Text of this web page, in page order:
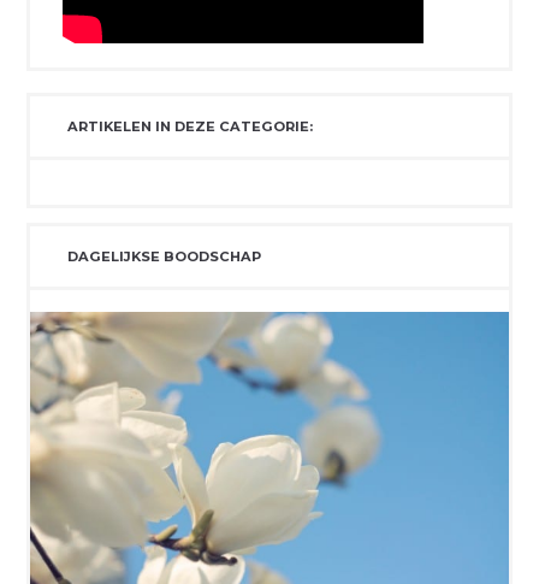
ARTIKELEN IN DEZE CATEGORIE:
DAGELIJKSE BOODSCHAP